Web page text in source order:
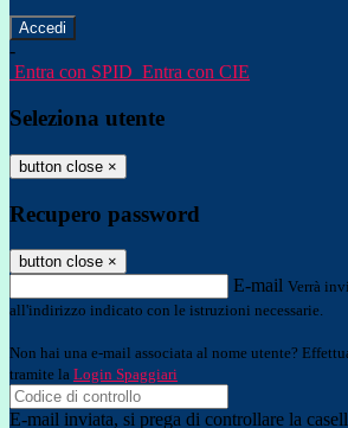
-
Entra con SPID Entra con CIE
Seleziona utente
button close ×
Recupero password
button close ×
E-mail Verrà
all'indirizzo indicato con le istruzioni necessarie.
Non hai una e-mail associata al nome utente?
tramite la Login Spaggiari
E-mail inviata, si prega di controllare la